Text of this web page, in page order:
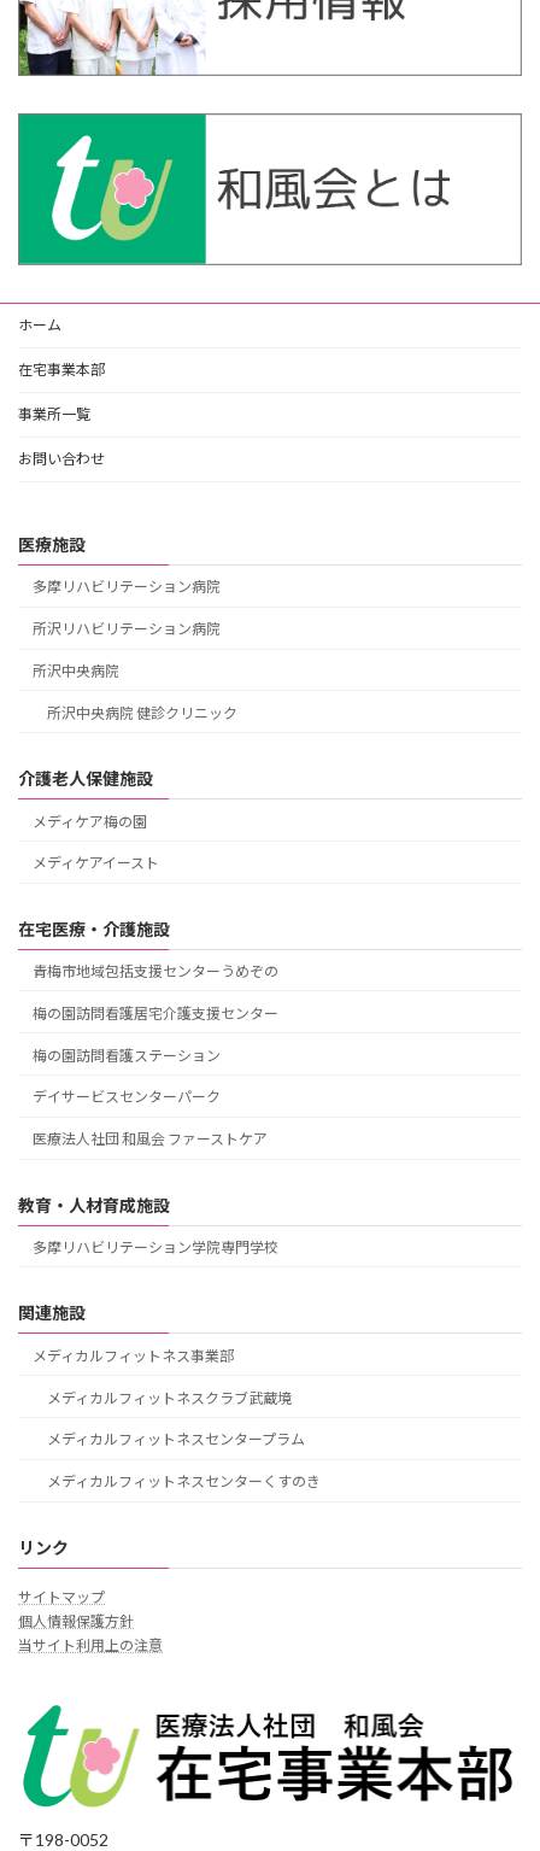
ホーム
在宅事業本部
事業所一覧
お問い合わせ
医療施設
多摩リハビリテーション病院
所沢リハビリテーション病院
所沢中央病院
所沢中央病院 健診クリニック
介護老人保健施設
メディケア梅の園
メディケアイースト
在宅医療・介護施設
青梅市地域包括支援センターうめぞの
梅の園訪問看護居宅介護支援センター
梅の園訪問看護ステーション
デイサービスセンターパーク
医療法人社団 和風会 ファーストケア
教育・人材育成施設
多摩リハビリテーション学院専門学校
関連施設
メディカルフィットネス事業部
メディカルフィットネスクラブ武蔵境
メディカルフィットネスセンタープラム
メディカルフィットネスセンターくすのき
リンク
サイトマップ
個人情報保護方針
当サイト利用上の注意
〒198-0052